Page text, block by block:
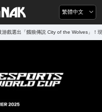
繁體中文
游戲選出「餓狼傳説 City of the Wolves」！